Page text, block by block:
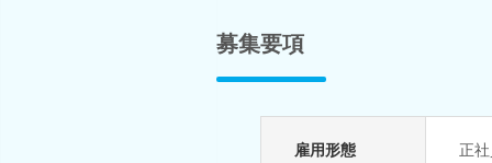
募集要項
雇用形態 正